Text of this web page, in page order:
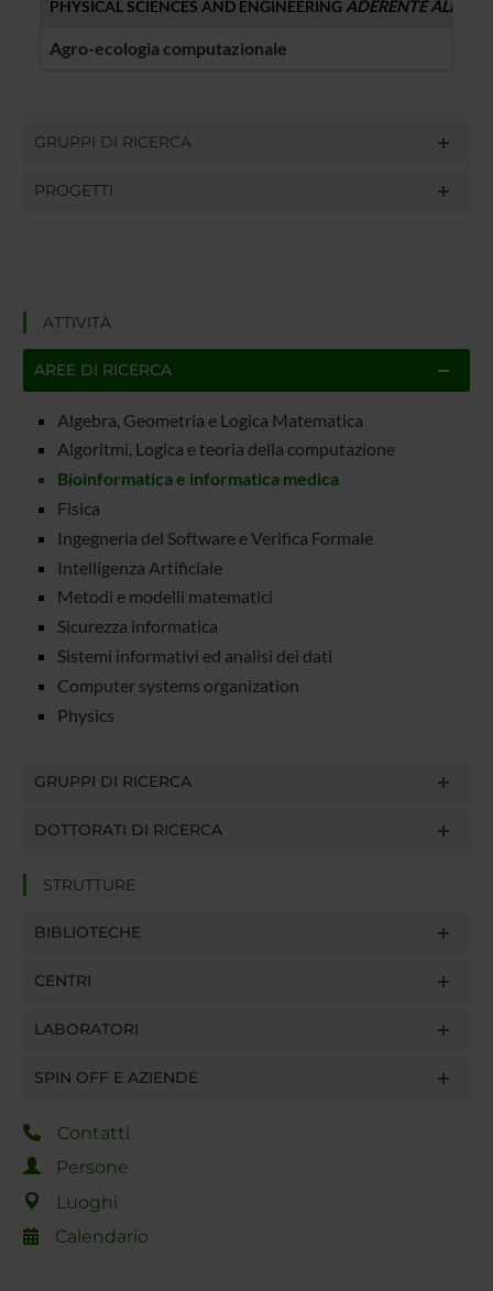
PHYSICAL SCIENCES AND ENGINEERING ADERENTE ALLO
Agro-ecologia computazionale
GRUPPI DI RICERCA
PROGETTI
ATTIVITÀ
AREE DI RICERCA
Algebra, Geometria e Logica Matematica
Algoritmi, Logica e teoria della computazione
Bioinformatica e informatica medica
Fisica
Ingegneria del Software e Verifica Formale
Intelligenza Artificiale
Metodi e modelli matematici
Sicurezza informatica
Sistemi informativi ed analisi dei dati
Computer systems organization
Physics
GRUPPI DI RICERCA
DOTTORATI DI RICERCA
STRUTTURE
BIBLIOTECHE
CENTRI
LABORATORI
SPIN OFF E AZIENDE
Contatti
Persone
Luoghi
Calendario